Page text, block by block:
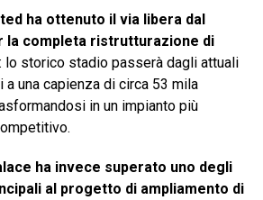
ha ottenuto il via libera dal
la completa ristrutturazione di
lo storico stadio passerà dagli attuali
una capienza di circa 53 mila
in un impianto più
ha invece superato uno degli
al progetto di ampliamento di